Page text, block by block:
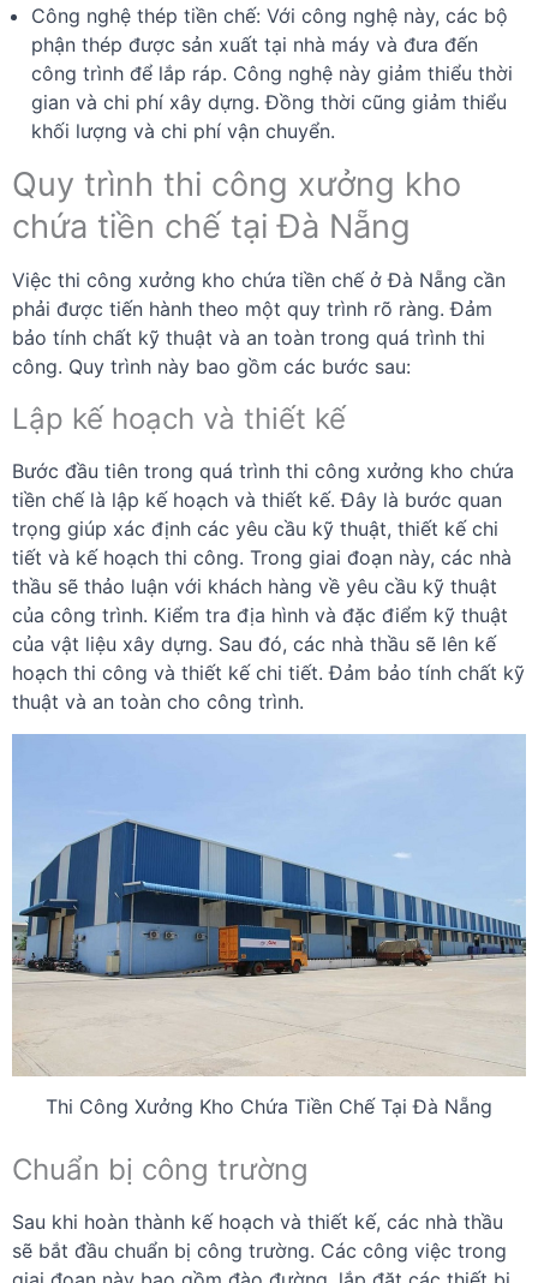
Công nghệ thép tiền chế: Với công nghệ này, các bộ
phận thép được sản xuất tại nhà máy và đưa đến
công trình để lắp ráp. Công nghệ này giảm thiểu thời
gian và chi phí xây dựng. Đồng thời cũng giảm thiểu
khối lượng và chi phí vận chuyển.
Quy trình thi công xưởng kho
chứa tiền chế tại Đà Nẵng
Việc thi công xưởng kho chứa tiền chế ở Đà Nẵng cần
phải được tiến hành theo một quy trình rõ ràng. Đảm
bảo tính chất kỹ thuật và an toàn trong quá trình thi
công. Quy trình này bao gồm các bước sau:
Lập kế hoạch và thiết kế
Bước đầu tiên trong quá trình thi công xưởng kho chứa
tiền chế là lập kế hoạch và thiết kế. Đây là bước quan
trọng giúp xác định các yêu cầu kỹ thuật, thiết kế chi
tiết và kế hoạch thi công. Trong giai đoạn này, các nhà
thầu sẽ thảo luận với khách hàng về yêu cầu kỹ thuật
của công trình. Kiểm tra địa hình và đặc điểm kỹ thuật
của vật liệu xây dựng. Sau đó, các nhà thầu sẽ lên kế
hoạch thi công và thiết kế chi tiết. Đảm bảo tính chất kỹ
thuật và an toàn cho công trình.
Thi Công Xưởng Kho Chứa Tiền Chế Tại Đà Nẵng
Chuẩn bị công trường
Sau khi hoàn thành kế hoạch và thiết kế, các nhà thầu
sẽ bắt đầu chuẩn bị công trường. Các công việc trong